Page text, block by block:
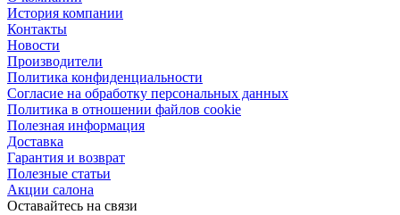
История компании
Контакты
Новости
Производители
Политика конфиденциальности
Согласие на обработку персональных данных
Политика в отношении файлов cookie
Полезная информация
Доставка
Гарантия и возврат
Полезные статьи
Акции салона
Оставайтесь на связи